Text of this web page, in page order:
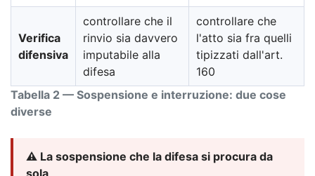
Tabella 2 — Sospensione e interruzione: due cose
diverse
Verifica
difensiva
controllare che il
rinvio sia davvero
imputabile alla
difesa
controllare che
l'atto sia fra quelli
tipizzati dall'art.
160
⚠️ La sospensione che la difesa si procura da
sola